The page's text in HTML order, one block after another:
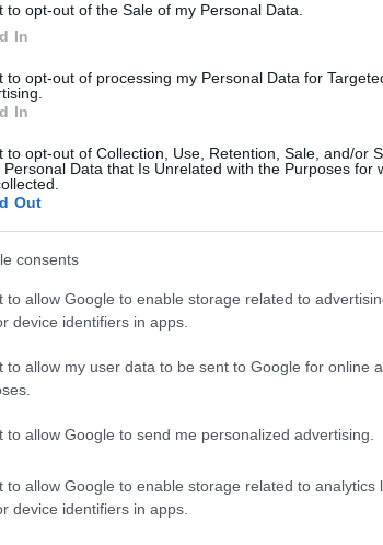
to opt-out of the Sale of my Personal Data.
In
to opt-out of processing my Personal Data for
In
to opt-out of Collection, Use, Retention, Sale, and/or
Personal Data that Is Unrelated with the Purposes for
Out
consents
to allow Google to enable storage related to
device identifiers in apps.
to allow my user data to be sent to Google for online
to allow Google to send me personalized advertising.
to allow Google to enable storage related to analytics
device identifiers in apps.